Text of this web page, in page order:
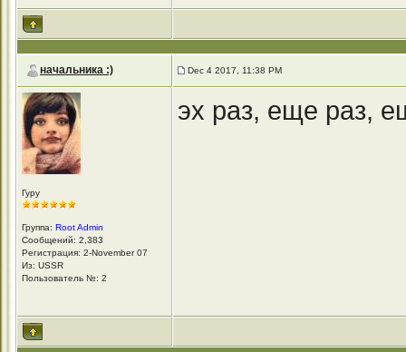
начальника :) Dec 4 2017, 11:38 PM
Гуру
Группа: Root Admin
Сообщений: 2,383
Регистрация: 2-November 07
Из: USSR
Пользователь №: 2
эх раз, еще раз,